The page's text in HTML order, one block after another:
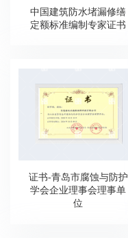
中国建筑防水堵漏修缮
定额标准编制专家证书
证书-青岛市腐蚀与防护
学会企业理事会理事单
位